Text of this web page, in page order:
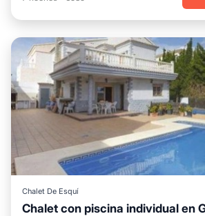
Chalet De Esquí
Chalet con piscina individual en